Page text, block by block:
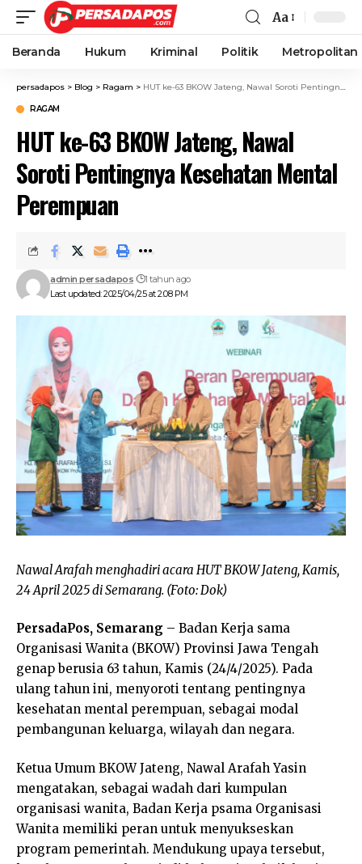
Aa
Beranda Hukum Kriminal Politik Metropolitan
persadapos > Blog > Ragam > HUT ke-63 BKOW Jateng, Nawal Soroti Pentingnya Kesehatan Mental Perempuan
RAGAM
HUT ke-63 BKOW Jateng, Nawal
Soroti Pentingnya Kesehatan Mental
Perempuan
Last updated: 2025/04/25 at 2:08 PM
admin persadapos 1 tahun ago
Nawal Arafah menghadiri acara HUT BKOW Jateng, Kamis,
24 April 2025 di Semarang. (Foto: Dok)
PersadaPos, Semarang – Badan Kerja sama
Organisasi Wanita (BKOW) Provinsi Jawa Tengah
genap berusia 63 tahun, Kamis (24/4/2025). Pada
ulang tahun ini, menyoroti tentang pentingnya
kesehatan mental perempuan, sebagai modal
pembangunan keluarga, wilayah dan negara.
Ketua Umum BKOW Jateng, Nawal Arafah Yasin
mengatakan, sebagai wadah dari kumpulan
organisasi wanita, Badan Kerja psama Organisasi
Wanita memiliki peran untuk menyukseskan
program pemerintah. Mendukung upaya tersebut,